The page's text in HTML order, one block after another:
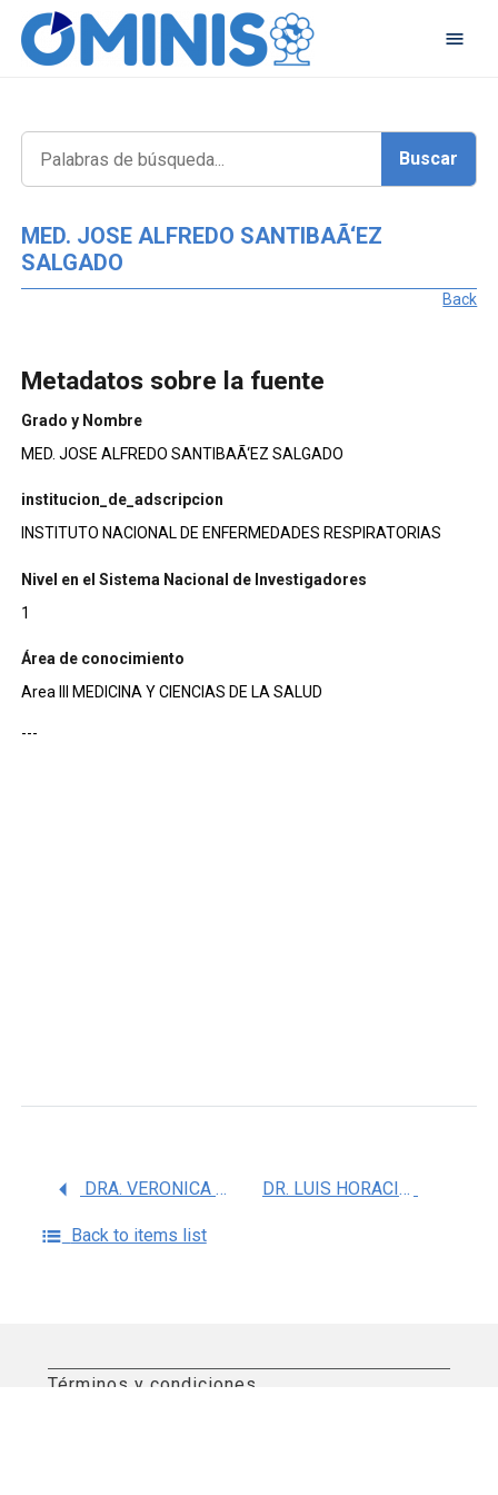
MED. JOSE ALFREDO SANTIBAÃ‘EZ
SALGADO
Back
Metadatos sobre la fuente
Grado y Nombre
MED. JOSE ALFREDO SANTIBAÃ‘EZ SALGADO
institucion_de_adscripcion
INSTITUTO NACIONAL DE ENFERMEDADES RESPIRATORIAS
Nivel en el Sistema Nacional de Investigadores
1
Área de conocimiento
Area III MEDICINA Y CIENCIAS DE LA SALUD
---
DRA. VERONICA ESTELA CARBAJAL SALINAS DR. LUIS HORACIO GUTIERREZ GONZALEZ
Back to items list
Términos y condiciones